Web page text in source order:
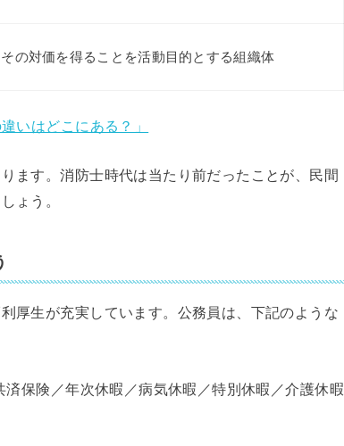
の対価を得ることを活動目的とする組織体
いはどこにある？」
ます。消防士時代は当たり前だったことが、民間
ょう。
厚生が充実しています。公務員は、下記のような
保険／年次休暇／病気休暇／特別休暇／介護休暇